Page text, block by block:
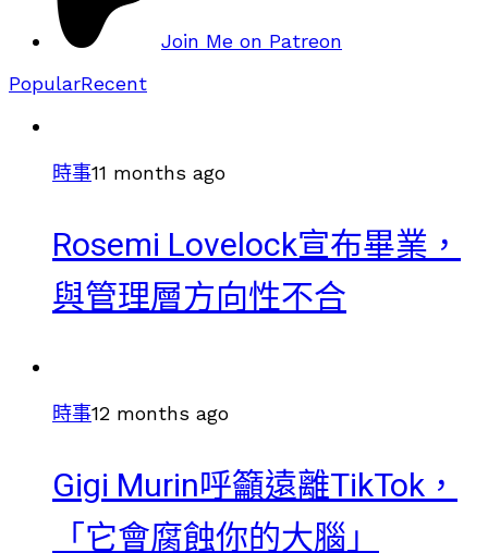
Join Me on Patreon
PopularRecent
時事11 months ago
Rosemi Lovelock宣布畢業，
與管理層方向性不合
時事12 months ago
Gigi Murin呼籲遠離TikTok，
「它會腐蝕你的大腦」